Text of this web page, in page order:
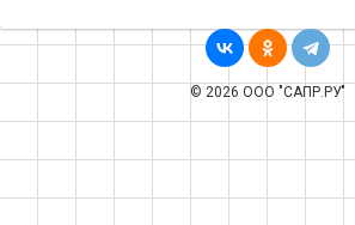
© 2026 ООО "САПР.РУ"